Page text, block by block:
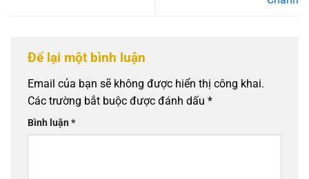
Để lại một bình luận
Email của bạn sẽ không được hiển thị công khai.
Các trường bắt buộc được đánh dấu *
Bình luận*